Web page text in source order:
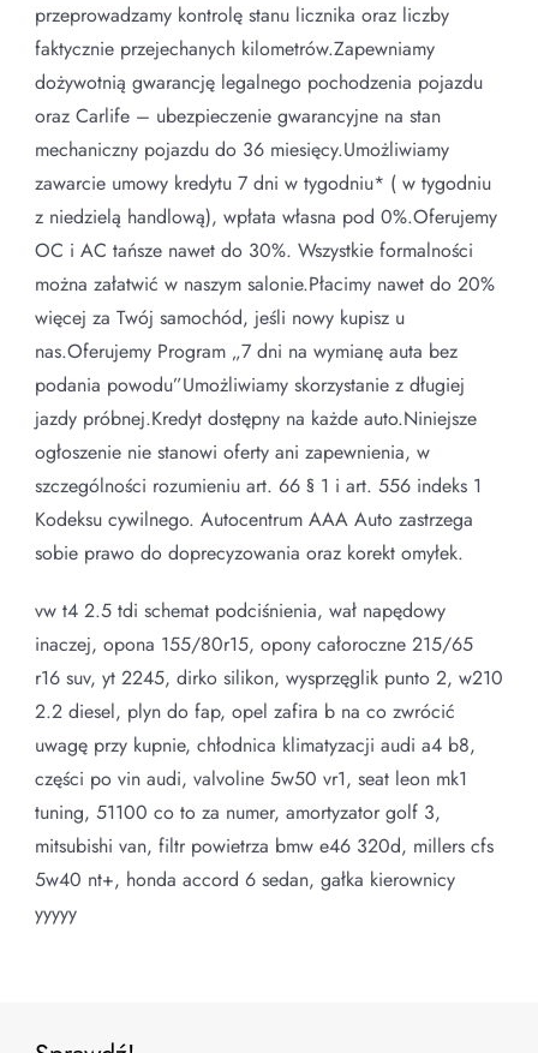
przeprowadzamy kontrolę stanu licznika oraz liczby
faktycznie przejechanych kilometrów.Zapewniamy
dożywotnią gwarancję legalnego pochodzenia pojazdu
oraz Carlife – ubezpieczenie gwarancyjne na stan
mechaniczny pojazdu do 36 miesięcy.Umożliwiamy
zawarcie umowy kredytu 7 dni w tygodniu* ( w tygodniu
z niedzielą handlową), wpłata własna pod 0%.Oferujemy
OC i AC tańsze nawet do 30%. Wszystkie formalności
można załatwić w naszym salonie.Płacimy nawet do 20%
więcej za Twój samochód, jeśli nowy kupisz u
nas.Oferujemy Program „7 dni na wymianę auta bez
podania powodu”Umożliwiamy skorzystanie z długiej
jazdy próbnej.Kredyt dostępny na każde auto.Niniejsze
ogłoszenie nie stanowi oferty ani zapewnienia, w
szczególności rozumieniu art. 66 § 1 i art. 556 indeks 1
Kodeksu cywilnego. Autocentrum AAA Auto zastrzega
sobie prawo do doprecyzowania oraz korekt omyłek.
vw t4 2.5 tdi schemat podciśnienia, wał napędowy
inaczej, opona 155/80r15, opony całoroczne 215/65
r16 suv, yt 2245, dirko silikon, wysprzęglik punto 2, w210
2.2 diesel, plyn do fap, opel zafira b na co zwrócić
uwagę przy kupnie, chłodnica klimatyzacji audi a4 b8,
części po vin audi, valvoline 5w50 vr1, seat leon mk1
tuning, 51100 co to za numer, amortyzator golf 3,
mitsubishi van, filtr powietrza bmw e46 320d, millers cfs
5w40 nt+, honda accord 6 sedan, gałka kierownicy
yyyyy